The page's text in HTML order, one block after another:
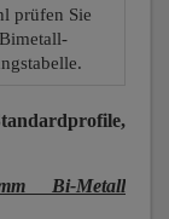
prüfen Sie
Bi-Metall